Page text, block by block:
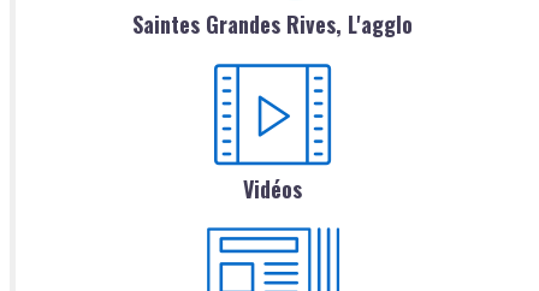
Saintes Grandes Rives, L'agglo
Vidéos